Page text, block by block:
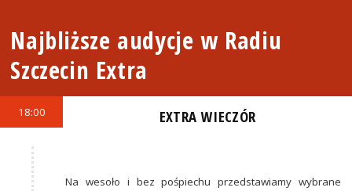
Najbliższe audycje w Radiu
Szczecin Extra
18:00 EXTRA WIECZÓR
Na wesoło i bez pośpiechu przedstawiamy wybrane